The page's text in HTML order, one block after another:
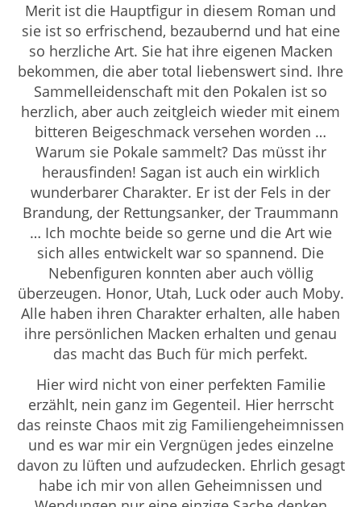
Merit ist die Hauptfigur in diesem Roman und
sie ist so erfrischend, bezaubernd und hat eine
so herzliche Art. Sie hat ihre eigenen Macken
bekommen, die aber total liebenswert sind. Ihre
Sammelleidenschaft mit den Pokalen ist so
herzlich, aber auch zeitgleich wieder mit einem
bitteren Beigeschmack versehen worden …
Warum sie Pokale sammelt? Das müsst ihr
herausfinden! Sagan ist auch ein wirklich
wunderbarer Charakter. Er ist der Fels in der
Brandung, der Rettungsanker, der Traummann
… Ich mochte beide so gerne und die Art wie
sich alles entwickelt war so spannend. Die
Nebenfiguren konnten aber auch völlig
überzeugen. Honor, Utah, Luck oder auch Moby.
Alle haben ihren Charakter erhalten, alle haben
ihre persönlichen Macken erhalten und genau
das macht das Buch für mich perfekt.
Hier wird nicht von einer perfekten Familie
erzählt, nein ganz im Gegenteil. Hier herrscht
das reinste Chaos mit zig Familiengeheimnissen
und es war mir ein Vergnügen jedes einzelne
davon zu lüften und aufzudecken. Ehrlich gesagt
habe ich mir von allen Geheimnissen und